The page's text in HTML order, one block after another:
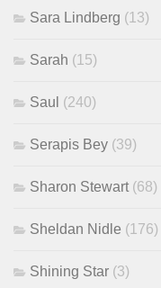
Sara Lindberg (13)
Sarah (15)
Saul (240)
Serapis Bey (39)
Sharon Stewart (68)
Sheldan Nidle (176)
Shining Star (3)